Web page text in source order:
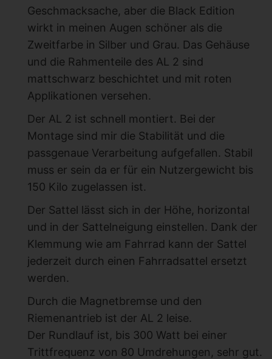
Geschmacksache, aber die Black Edition
wirkt in meinen Augen schöner als die
Zweitfarbe in Silber und Grau. Das Gehäuse
und die Rahmenteile des AL 2 sind
mattschwarz beschichtet und mit roten
Applikationen versehen.
Der AL 2 ist schnell montiert. Bei der
Montage sind mir die Stabilität und die
passgenaue Verarbeitung aufgefallen. Stabil
muss er sein da er für ein Nutzergewicht bis
150 Kilo zugelassen ist.
Der Sattel lässt sich in der Höhe, horizontal
und in der Sattelneigung einstellen. Dank der
Klemmung wie am Fahrrad kann der Sattel
jederzeit durch einen Fahrradsattel ersetzt
werden.
Durch die Magnetbremse und den
Riemenantrieb ist der AL 2 leise.
Der Rundlauf ist, bis 300 Watt bei einer
Trittfrequenz von 80 Umdrehungen, sehr gut.